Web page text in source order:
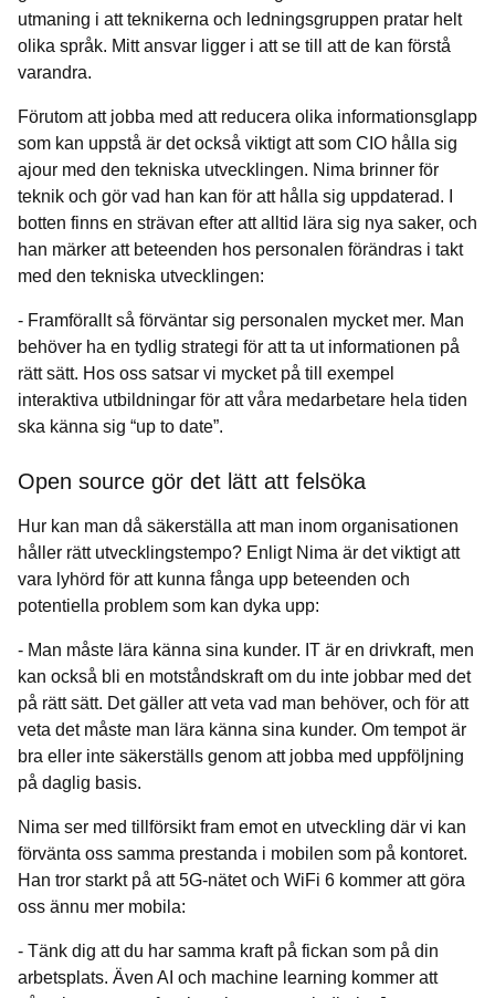
utmaning i att teknikerna och ledningsgruppen pratar helt
olika språk. Mitt ansvar ligger i att se till att de kan förstå
varandra.
Förutom att jobba med att reducera olika informationsglapp
som kan uppstå är det också viktigt att som CIO hålla sig
ajour med den tekniska utvecklingen. Nima brinner för
teknik och gör vad han kan för att hålla sig uppdaterad. I
botten finns en strävan efter att alltid lära sig nya saker, och
han märker att beteenden hos personalen förändras i takt
med den tekniska utvecklingen:
- Framförallt så förväntar sig personalen mycket mer. Man
behöver ha en tydlig strategi för att ta ut informationen på
rätt sätt. Hos oss satsar vi mycket på till exempel
interaktiva utbildningar för att våra medarbetare hela tiden
ska känna sig “up to date”.
Open source gör det lätt att felsöka
Hur kan man då säkerställa att man inom organisationen
håller rätt utvecklingstempo? Enligt Nima är det viktigt att
vara lyhörd för att kunna fånga upp beteenden och
potentiella problem som kan dyka upp:
- Man måste lära känna sina kunder. IT är en drivkraft, men
kan också bli en motståndskraft om du inte jobbar med det
på rätt sätt. Det gäller att veta vad man behöver, och för att
veta det måste man lära känna sina kunder. Om tempot är
bra eller inte säkerställs genom att jobba med uppföljning
på daglig basis.
Nima ser med tillförsikt fram emot en utveckling där vi kan
förvänta oss samma prestanda i mobilen som på kontoret.
Han tror starkt på att 5G-nätet och WiFi 6 kommer att göra
oss ännu mer mobila:
- Tänk dig att du har samma kraft på fickan som på din
arbetsplats. Även AI och machine learning kommer att